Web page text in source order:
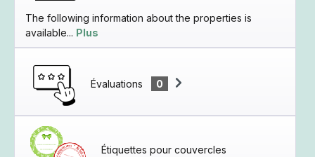
The following information about the properties is
available... Plus
Évaluations 0
Étiquettes pour couvercles